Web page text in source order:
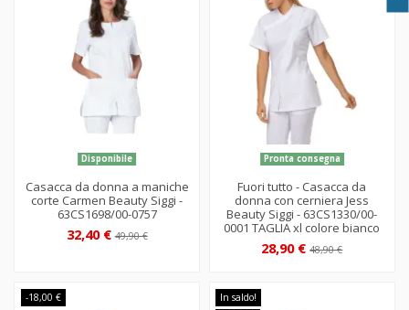
Disponibile
Casacca da donna a maniche
corte Carmen Beauty Siggi -
63CS1698/00-0757
32,40 €49,90 €
Pronta consegna
Fuori tutto - Casacca da
donna con cerniera Jess
Beauty Siggi - 63CS1330/00-
0001 TAGLIA xl colore bianco
28,90 €48,90 €
-18,00 €
In saldo!